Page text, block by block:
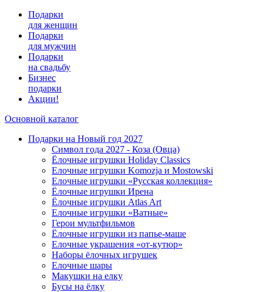
Подарки
для женщин
Подарки
для мужчин
Подарки
на свадьбу
Бизнес
подарки
Акции!
Основной каталог
Подарки на Новый год 2027
Символ года 2027 - Коза (Овца)
Ёлочные игрушки Holiday Classics
Елочные игрушки Komozja и Mostowski
Елочные игрушки «Русская коллекция»
Ёлочные игрушки Ирена
Ёлочные игрушки Atlas Art
Елочные игрушки «Ватные»
Герои мультфильмов
Ёлочные игрушки из папье-маше
Елочные украшения «от-кутюр»
Наборы ёлочных игрушек
Елочные шары
Макушки на елку
Бусы на ёлку